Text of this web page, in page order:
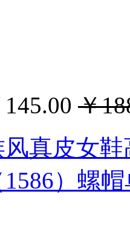
145.00 ￥
真皮女
）螺